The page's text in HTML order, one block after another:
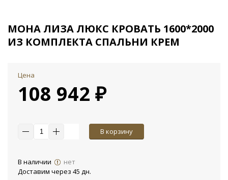
МОНА ЛИЗА ЛЮКС КРОВАТЬ 1600*2000
ИЗ КОМПЛЕКТА СПАЛЬНИ КРЕМ
Цена
108 942 ₽
В корзину
В наличии
нет
Доставим через 45 дн.